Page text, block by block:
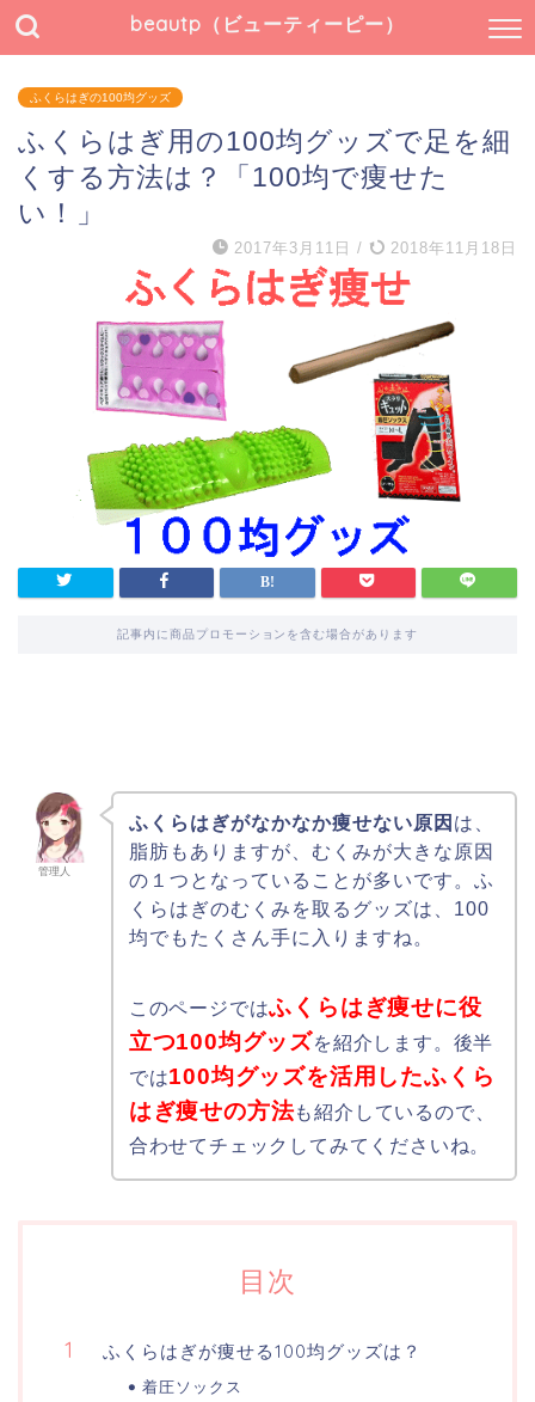
beautp（ビューティーピー）
ふくらはぎの100均グッズ
ふくらはぎ用の100均グッズで足を細
くする方法は？「100均で痩せた
い！」
2017年3月11日 / 2018年11月18日
記事内に商品プロモーションを含む場合があります
管理人
ふくらはぎがなかなか痩せない原因 は、
脂肪もありますが、むくみが大きな原因
の１つとなっていることが多いです。ふ
くらはぎのむくみを取るグッズは、100
均でもたくさん手に入りますね。
このページではふくらはぎ痩せに役
立つ100均グッズを紹介します。後半
では100均グッズを活用したふくら
はぎ痩せの方法も紹介しているので、
合わせてチェックしてみてくださいね。
目次
ふくらはぎが痩せる100均グッズは？
着圧ソックス